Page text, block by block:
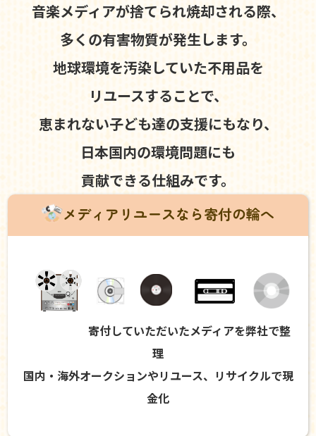
音楽メディアが捨てられ焼却される際、
多くの有害物質が発生します。
地球環境を汚染していた不用品を
リユースすることで、
恵まれない子ども達の支援にもなり、
日本国内の環境問題にも
貢献できる仕組みです。
メディアリユースなら寄付の輪へ
寄付していただいたメディアを弊社で整
理
国内・海外オークションやリユース、リサイクルで現
金化